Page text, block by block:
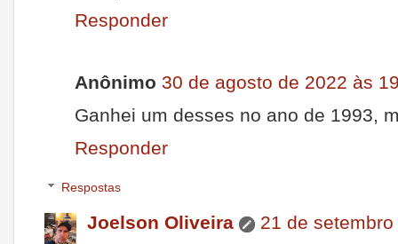
Responder
Anônimo 30 de agosto de 2022 às
Ganhei um desses no ano de 1993,
Responder
Respostas
Joelson Oliveira
21 de